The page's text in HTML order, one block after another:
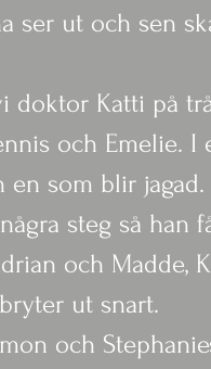
ser ut och sen
doktor Katti på
och Emelie.
en som blir
steg så han
och Madde,
ut snart.
och